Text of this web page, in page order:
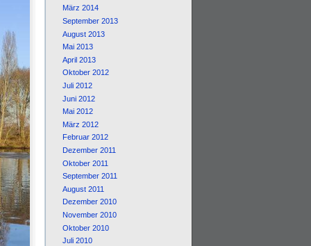
März 2014
September 2013
August 2013
Mai 2013
April 2013
Oktober 2012
Juli 2012
Juni 2012
Mai 2012
März 2012
Februar 2012
Dezember 2011
Oktober 2011
September 2011
August 2011
Dezember 2010
November 2010
Oktober 2010
Juli 2010